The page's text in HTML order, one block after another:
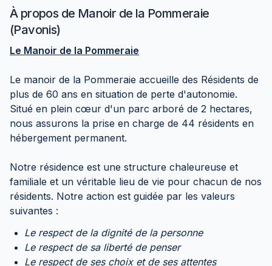
À propos de Manoir de la Pommeraie
(Pavonis)
Le Manoir de la Pommeraie
Le manoir de la Pommeraie accueille des Résidents de
plus de 60 ans en situation de perte d'autonomie.
Situé en plein cœur d'un parc arboré de 2 hectares,
nous assurons la prise en charge de 44 résidents en
hébergement permanent.
Notre résidence est une structure chaleureuse et
familiale et un véritable lieu de vie pour chacun de nos
résidents. Notre action est guidée par les valeurs
suivantes :
Le respect de la dignité de la personne
Le respect de sa liberté de penser
Le respect de ses choix et de ses attentes